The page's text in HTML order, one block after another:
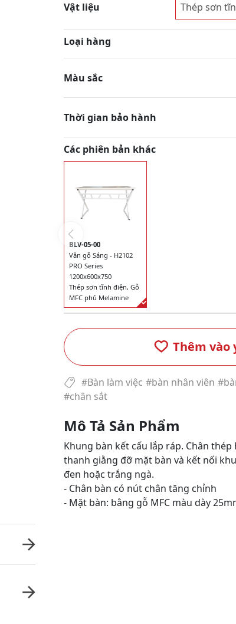
Vật liệu Thép sơn
Loại hàng
Màu sắc
Thời gian bảo hành
Các phiên bản khác
BLV-05-00
Vân gỗ Sáng - H2102
PRO Series
1200x600x750
Thép sơn tĩnh điện, Gỗ
MFC phủ Melamine
Thêm vào
#Bàn làm việc #bàn nhân viên
#chân sắt
Mô Tả Sản Phẩm
Khung bàn kết cấu lắp ráp. Chân
thanh giằng đỡ mặt bàn và kết nối
đen hoặc trắng ngà.
- Chân bàn có nút chân tăng chỉnh
- Mặt bàn: bằng gỗ MFC màu dày